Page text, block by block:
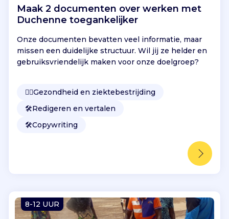
Maak 2 documenten over werken met
Duchenne toegankelijker
Onze documenten bevatten veel informatie, maar
missen een duidelijke structuur. Wil jij ze helder en
gebruiksvriendelijk maken voor onze doelgroep?
👩‍⚕️Gezondheid en ziektebestrijding
🛠️Redigeren en vertalen
🛠️Copywriting
8-12 UUR